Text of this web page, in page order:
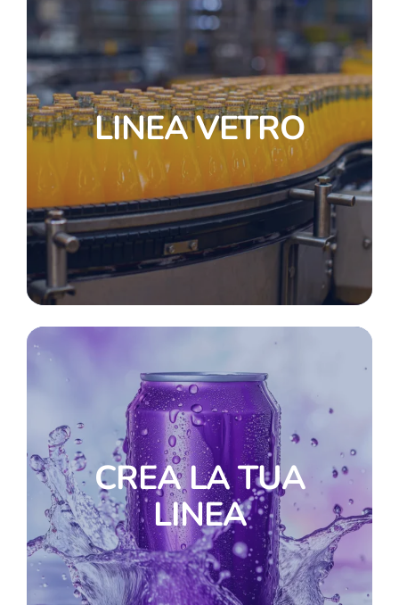
LINEA VETRO
CREA LA TUA
LINEA